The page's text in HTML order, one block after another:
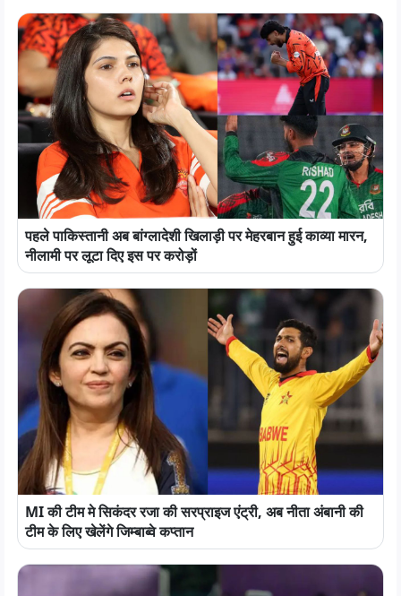
पहले पाकिस्तानी अब बांग्लादेशी खिलाड़ी पर मेहरबान हुई काव्या मारन,
नीलामी पर लूटा दिए इस पर करोड़ों
MI की टीम मे सिकंदर रजा की सरप्राइज एंट्री, अब नीता अंबानी की
टीम के लिए खेलेंगे जिम्बाब्वे कप्तान